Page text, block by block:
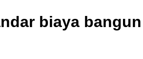
biaya